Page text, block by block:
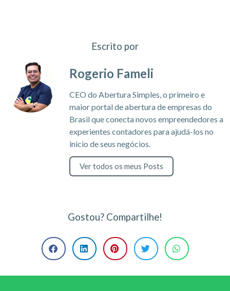
Escrito por
Rogerio Fameli
CEO do Abertura Simples, o primeiro e
maior portal de abertura de empresas do
Brasil que conecta novos empreendedores a
experientes contadores para ajudá-los no
inicio de seus negócios.
Ver todos os meus Posts
Gostou? Compartilhe!